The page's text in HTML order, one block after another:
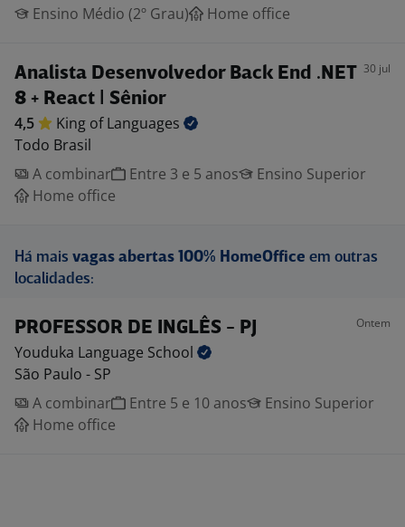
Ensino Médio (2º Grau)
Home office
Analista Desenvolvedor Back End .NET
8 + React | Sênior
30 jul
4,5 King ofLanguages
Todo Brasil
A combinar
Entre 3 e 5 anos
Ensino Superior
Home office
Há mais vagas abertas 100% HomeOffice em outras
localidades:
PROFESSOR DE INGLÊS - PJ Ontem
Youduka Language School
São Paulo - SP
A combinar
Entre 5 e 10 anos
Ensino Superior
Home office